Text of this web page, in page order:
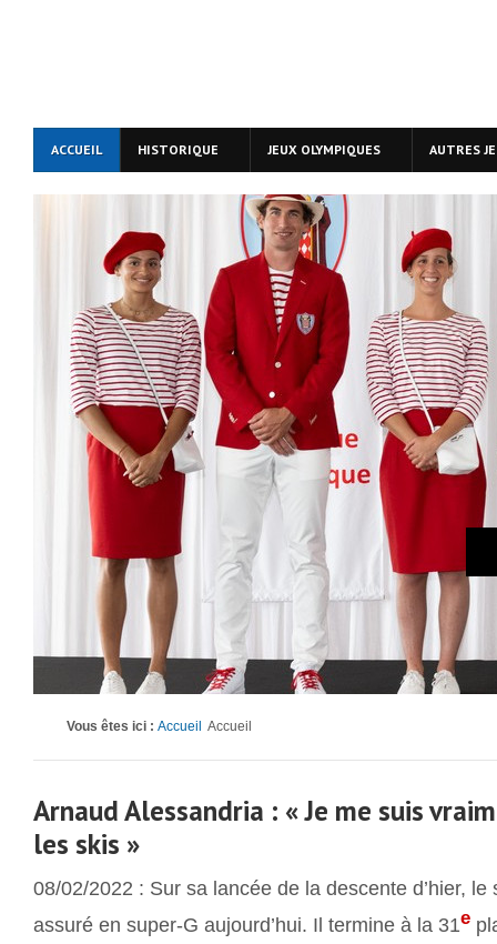
ACCUEIL HISTORIQUE JEUX OLYMPIQUES AUTRES
Vous êtes ici : Accueil Accueil
Arnaud Alessandria : « Je me suis
les skis »
08/02/2022 : Sur sa lancée de la descente d’hier,
assuré en super-G aujourd’hui. Il termine à la 31e